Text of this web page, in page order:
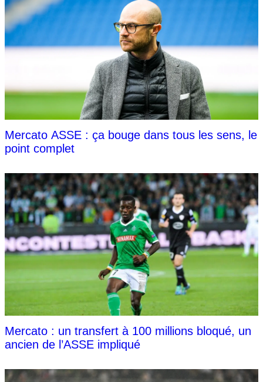
Mercato ASSE : ça bouge dans tous les sens, le
point complet
Mercato : un transfert à 100 millions bloqué, un
ancien de l’ASSE impliqué